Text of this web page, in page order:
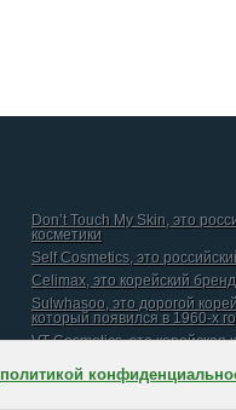
Don’t Touch My Skin, это
косметики
Self Cosmetics, это
Celimax, это корейский
Sulwhasoo, это дорогой
который появился в 1960-х
VT Cosmetics, это корейская
политикой